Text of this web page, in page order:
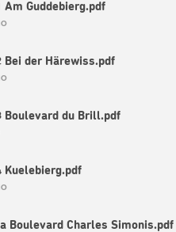
Am Guddebierg.pdf
Bei der Härewiss.pdf
Boulevard du Brill.pdf
Kuelebierg.pdf
Boulevard Charles Simonis.pdf